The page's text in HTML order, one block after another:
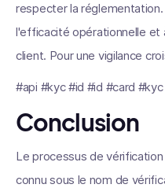
respecter la
l'efficacité opérationnelle et
client. Pour une vigilance
#api #kyc #id #id #card
Conclusion
Le processus de
connu sous le nom de